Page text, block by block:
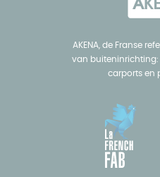
AKENA, de Franse
van buiteninrichting:
carports en